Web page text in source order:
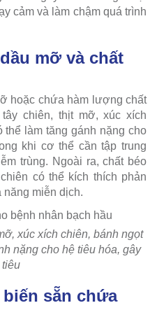
cảm và làm chậm quá trình
mỡ và chất
hoặc chứa hàm lượng chất
chiên, thịt mỡ, xúc xích
làm tăng gánh nặng cho
khi cơ thể cần tập trung
trùng. Ngoài ra, chất béo
có thể kích thích phản
năng miễn dịch.
xúc xích chiên, bánh ngọt
nặng cho hệ tiêu hóa, gây
tiêu
sẵn chứa